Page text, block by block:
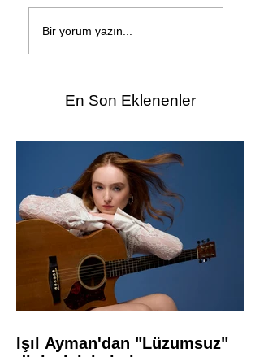
yeni şarkı: Bir Ev
Bir yorum yazın...
En Son Eklenenler
Işıl Ayman'dan "Lüzumsuz"